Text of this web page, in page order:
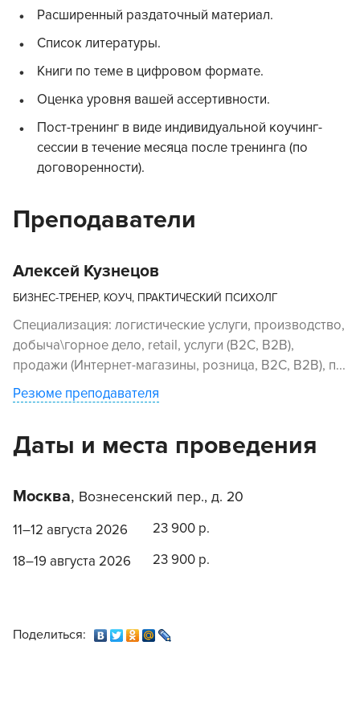
Расширенный раздаточный материал.
Список литературы.
Книги по теме в цифровом формате.
Оценка уровня вашей ассертивности.
Пост-тренинг в виде индивидуальной коучинг-
сессии в течение месяца после тренинга (по
договоренности).
Преподаватели
Алексей Кузнецов
БИЗНЕС-ТРЕНЕР, КОУЧ, ПРАКТИЧЕСКИЙ ПСИХОЛГ
Специализация: логистические услуги, производство,
добыча\горное дело, retail, услуги (В2С, В2В),
продажи (Интернет-магазины, розница, В2С, В2В), п...
Резюме преподавателя
Даты и места проведения
Москва, Вознесенский пер., д. 20
11–12 августа 2026 23 900 р.
18–19 августа 2026 23 900 р.
Поделиться: